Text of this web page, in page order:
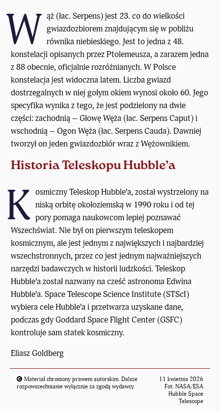
W ąż (łac. Serpens)jest 23. co do wielkości
gwiazdozbiorem znajdującym się w pobliżu
równika niebieskiego. Jest to jedna z 48.
konstelacji opisanych przez Ptolemeusza, a zarazem jedna
z 88 obecnie, oficjalnie rozróżnianych. W Polsce
konstelacja jest widoczna latem. Liczba gwiazd
dostrzegalnych w niej gołym okiem wynosi około 60. Jego
specyfika wynika z tego, że jest podzielony na dwie
części: zachodnią – Głowę Węża (łac. Serpens Caput) i
wschodnią – Ogon Węża (łac. Serpens Cauda). Dawniej
tworzył on jeden gwiazdozbiór wraz z Wężownikiem.
Historia Teleskopu Hubble’a
K osmiczny Teleskop Hubble’a, został wystrzelony na
niską orbitę okołoziemską w 1990 roku i od tej
pory pomaga naukowcom lepiej poznawać
Wszechświat. Nie był on pierwszym teleskopem
kosmicznym, ale jest jednym z największych i najbardziej
wszechstronnych, przez co jest jednym najważniejszych
narzędzi badawczych w historii ludzkości. Teleskop
Hubble’a został nazwany na cześć astronoma Edwina
Hubble’a. Space Telescope Science Institute (STScI)
wybiera cele Hubble’a i przetwarza uzyskane dane,
podczas gdy Goddard Space Flight Center (GSFC)
kontroluje sam statek kosmiczny.
Eliasz Goldberg
Materiał chroniony prawem autorskim. Dalsze
rozpowszechnianie wyłącznie za zgodą wydawcy.
11 kwietnia 2026
Fot. NASA/ESA
Hubble Space
Telescope